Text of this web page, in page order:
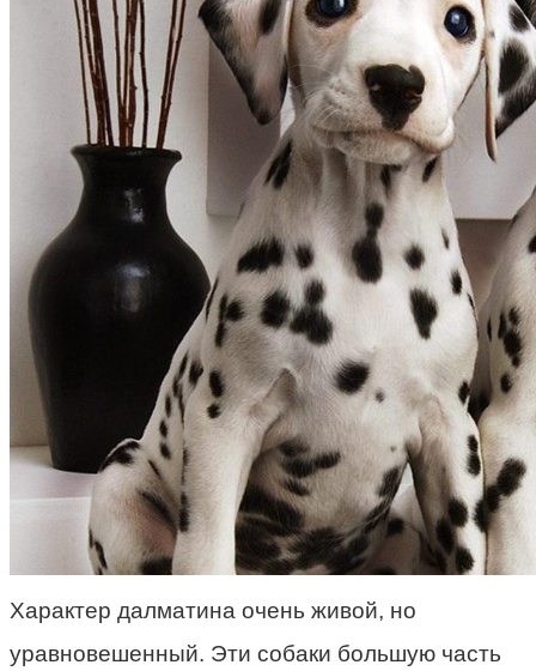
Характер далматина очень живой, но
уравновешенный. Эти собаки большую часть